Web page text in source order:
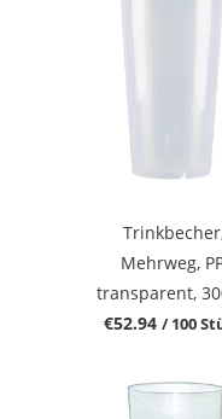
Mehrweg,
transparent,
€52.94 / 100